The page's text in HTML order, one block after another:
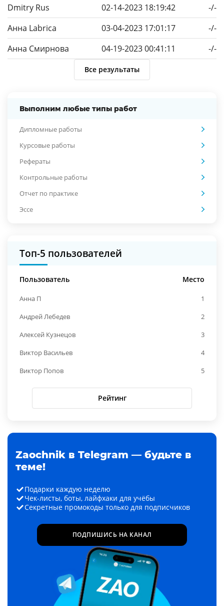
Dmitry Rus
02-14-2023 18:19:42
-/-
Анна Labrica
03-04-2023 17:01:17
-/-
Анна Смирнова
04-19-2023 00:41:11 -/-
Все результаты
Выполним любые типы работ
Дипломные работы
Курсовые работы
Рефераты
Контрольные работы
Отчет по практике
Эссе
Топ-5 пользователей
Пользователь Место
Анна П
1
Андрей Лебедев
2
Алексей Кузнецов
3
Виктор Васильев
4
Виктор Попов
5
Рейтинг
Zaochnik в Telegram — будьте в
теме!
Подарки каждую неделю
Чек-листы, боты, лайфхаки для учёбы
Секретные промокоды только для подписчиков
ПОДПИШИСЬ НА КАНАЛ